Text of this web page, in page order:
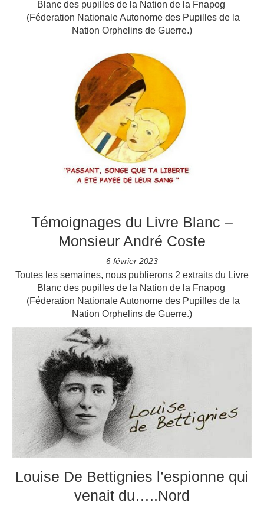
Blanc des pupilles de la Nation de la Fnapog
(Féderation Nationale Autonome des Pupilles de la
Nation Orphelins de Guerre.)
Témoignages du Livre Blanc –
Monsieur André Coste
6 février 2023
Toutes les semaines, nous publierons 2 extraits du Livre
Blanc des pupilles de la Nation de la Fnapog
(Féderation Nationale Autonome des Pupilles de la
Nation Orphelins de Guerre.)
Louise De Bettignies l’espionne qui
venait du…..Nord